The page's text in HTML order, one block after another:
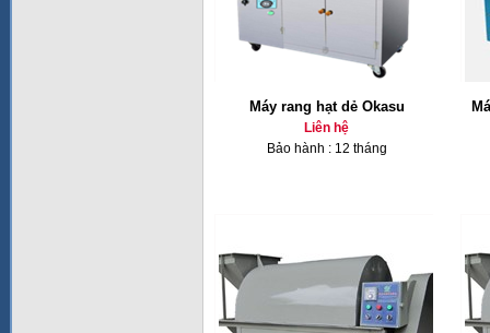
Máy rang hạt dẻ Okasu
Liên hệ
Bảo hành : 12 tháng